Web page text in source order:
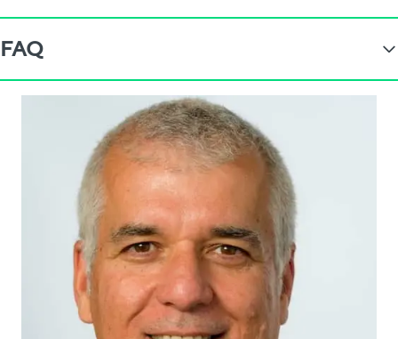
FAQ